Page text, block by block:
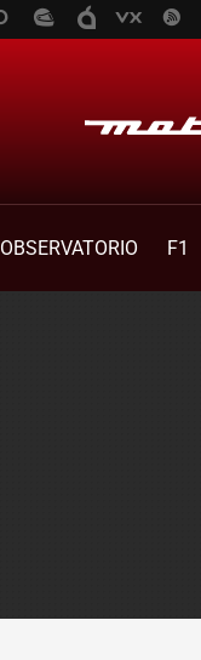
OBSERVATORIO F1